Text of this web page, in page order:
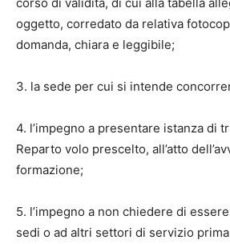
oggetto, corredato da relativa
domanda, chiara e leggibile;
3. la sede per cui si intende
4. l’impegno a presentare istanza di
Reparto volo prescelto, all’atto
formazione;
5. l’impegno a non chiedere di
sedi o ad altri settori di servizio